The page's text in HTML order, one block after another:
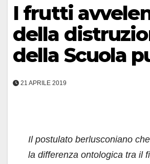
I frutti
della
della Scuola
21 APRILE 2019
Il postulato berlusconiano
la differenza ontologica tra il